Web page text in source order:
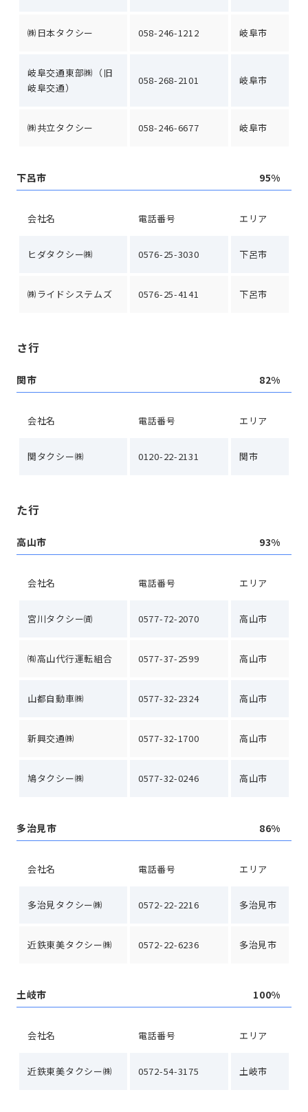
㈱日本タクシー 058-246-1212 岐阜市
岐阜交通東部㈱（旧
岐阜交通）
058-268-2101 岐阜市
㈱共立タクシー 058-246-6677 岐阜市
下呂市 95%
会社名 電話番号 エリア
ヒダタクシー㈱ 0576-25-3030 下呂市
㈱ライドシステムズ 0576-25-4141 下呂市
さ行
関市 82%
会社名 電話番号 エリア
関タクシー㈱ 0120-22-2131 関市
た行
高山市 93%
会社名 電話番号 エリア
宮川タクシー㈾ 0577-72-2070 高山市
㈲高山代行運転組合 0577-37-2599 高山市
山都自動車㈱ 0577-32-2324 高山市
新興交通㈱ 0577-32-1700 高山市
鳩タクシー㈱ 0577-32-0246 高山市
多治見市 86%
会社名 電話番号 エリア
多治見タクシー㈱ 0572-22-2216 多治見市
近鉄東美タクシー㈱ 0572-22-6236 多治見市
土岐市 100%
会社名 電話番号 エリア
近鉄東美タクシー㈱ 0572-54-3175 土岐市